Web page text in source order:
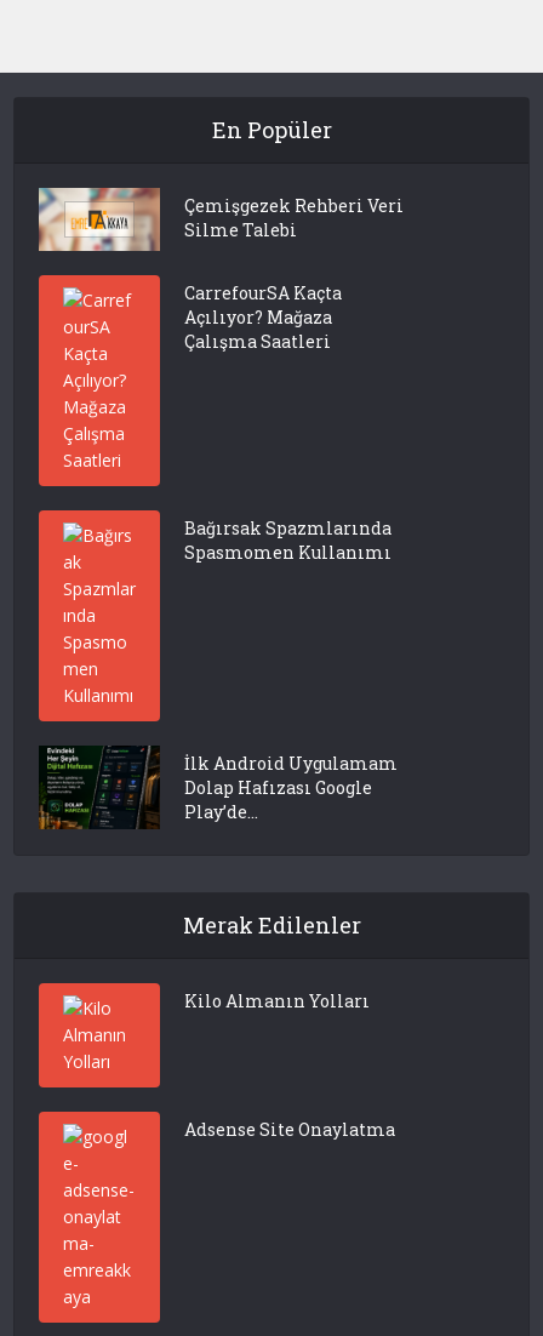
En Popüler
Çemişgezek Rehberi Veri
Silme Talebi
CarrefourSA Kaçta
Açılıyor? Mağaza
Çalışma Saatleri
Bağırsak Spazmlarında
Spasmomen Kullanımı
İlk Android Uygulamam
Dolap Hafızası Google
Play’de...
Merak Edilenler
Kilo Almanın Yolları
Adsense Site Onaylatma